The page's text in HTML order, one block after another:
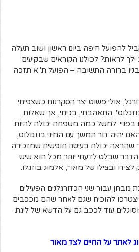
להפועל חיפה ביום ראשון ושוב תעלה
לראות? לכולנו הקוראים שבקיעים
ברורה התשובה – הפועל ת"א תזכה
אולי פשוט יצר הסקרנות כשצפיתי
התאהבתי, בכיתי, אך שאלות
בפניי. למשל כמה משפחה יכולה להיות
יהיה דור המשך עם המיני בוזגולוס,
שהראה יכולת בעיטה חופשית שמזכירה
שבלט לדעתי יותר מכל הוא שיש
ובצילו של מאור, אלמוג בוזגלו.
מבחן עבור שני הכדורגלנים הפעילים
להוכיח שגם לאחר שהם מככבים
עוד לככב גם על הדשא של ליגת
לאתר על החיים לצד מאור